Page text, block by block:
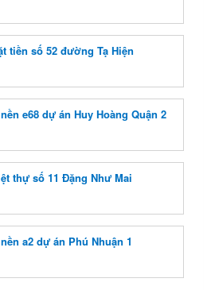
tiền số 52 đường Tạ Hiện
e68 dự án Huy Hoàng Quận 2
thự số 11 Đặng Như Mai
a2 dự án Phú Nhuận 1